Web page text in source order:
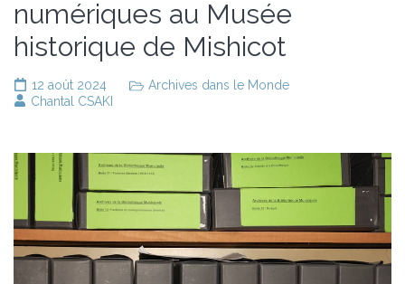
numériques au Musée
historique de Mishicot
12 août 2024
Archives dans le Monde
Chantal CSAKI